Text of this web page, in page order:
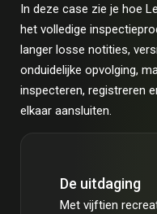
In deze case zie je hoe
het volledige
langer losse notities,
onduidelijke opvolging,
inspecteren, registreren
elkaar aansluiten.
De uitdaging
Met vijftien